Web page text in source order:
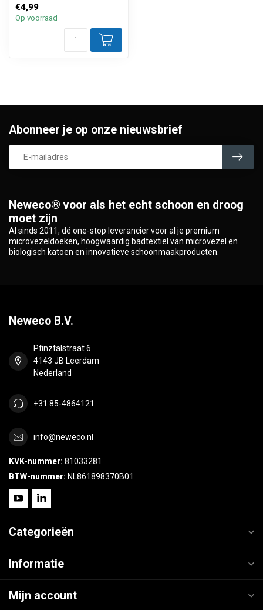
cm oranje en al vanaf 25 s...
€4,99
Op voorraad
Neweco® voor als het echt schoon en droog
moet zijn
Al sinds 2011, dé one-stop leverancier voor al je premium
microvezeldoeken, hoogwaardig badtextiel van microvezel en
biologisch katoen en innovatieve schoonmaakproducten.
Abonneer je op onze nieuwsbrief
Neweco B.V.
Pfinztalstraat 6
4143 JB Leerdam
Nederland
+31 85-4864121
info@neweco.nl
KVK-nummer: 81033281
BTW-nummer: NL861898370B01
Categorieën
Informatie
Mijn account